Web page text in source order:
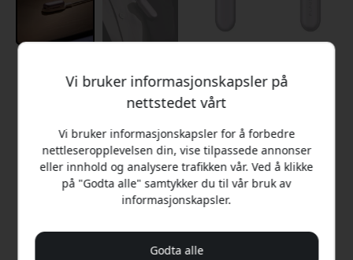
Anbefalt pris
2 099 NOK
Kjøp nå
På lager - klar til å sendes
Vi bruker informasjonskapsler på
nettstedet vårt
Vi bruker informasjonskapsler for å forbedre
nettleseropplevelsen din, vise tilpassede annonser
eller innhold og analysere trafikken vår. Ved å klikke
på "Godta alle" samtykker du til vår bruk av
informasjonskapsler.
Godta alle